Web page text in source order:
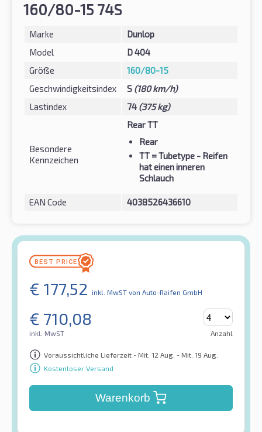
160/80-15 74S
Marke
Dunlop
Model
D 404
Größe
160/80-15
Geschwindigkeitsindex
S (180 km/h)
Lastindex
74 (375 kg)
Besondere
Kennzeichen
Rear TT
Rear
TT = Tubetype - Reifen
hat einen inneren
Schlauch
EAN Code 4038526436610
€ 177,52 inkl. MwST von Auto-Raifen GmbH
€ 710,08
inkl. MwST Anzahl
Voraussichtliche Lieferzeit - Mit. 12 Aug. - Mit. 19 Aug.
Kostenloser Versand
Warenkorb